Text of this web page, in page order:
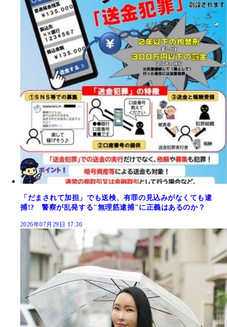
「だまされて加担」でも送検、有罪の見込みがなくても逮
捕!? 警察が乱発する"無理筋逮捕"に正義はあるのか？
2026年07月29日 17:30